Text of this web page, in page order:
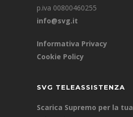
p.iva 00800460255
info@svg.it
Informativa Privacy
Cookie Policy
SVG TELEASSISTENZA
Scarica Supremo per la tua